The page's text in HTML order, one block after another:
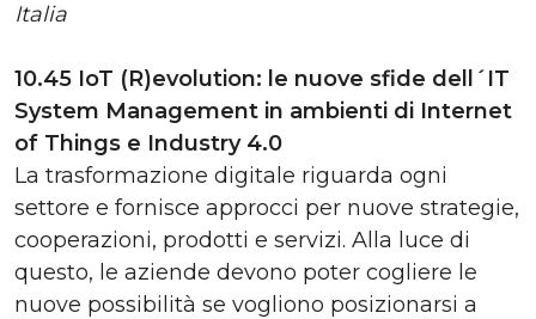
Italia
10.45 IoT (R)evolution: le nuove sfide dell´IT
System Management in ambienti di Internet
of Things e Industry 4.0
La trasformazione digitale riguarda ogni
settore e fornisce approcci per nuove strategie,
cooperazioni, prodotti e servizi. Alla luce di
questo, le aziende devono poter cogliere le
nuove possibilità se vogliono posizionarsi a